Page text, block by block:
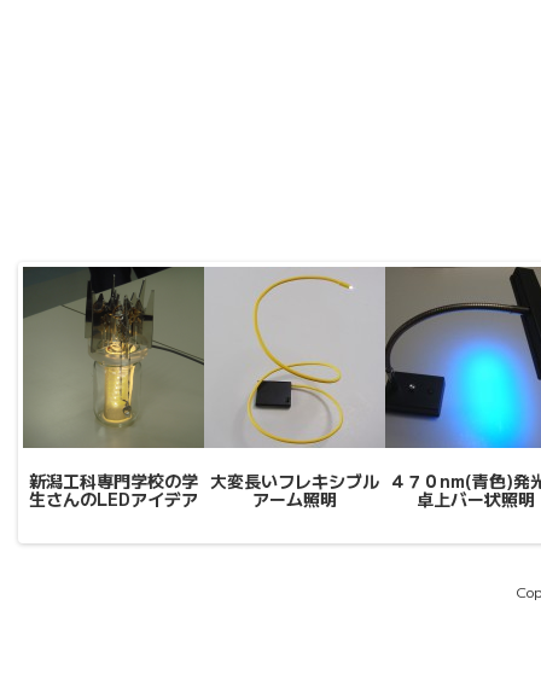
新潟工科専門学校の学
生さんのLEDアイデア
大変長いフレキシブル
アーム照明
４７０nm(青色)発
卓上バー状照明